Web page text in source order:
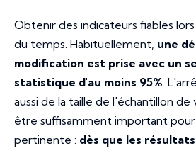
Obtenir des indicateurs fiables
du temps. Habituellement, une
modification est prise avec un
statistique d'au moins 95%.
aussi de la taille de l'échantillon
être suffisamment important pour
pertinente : dès que les